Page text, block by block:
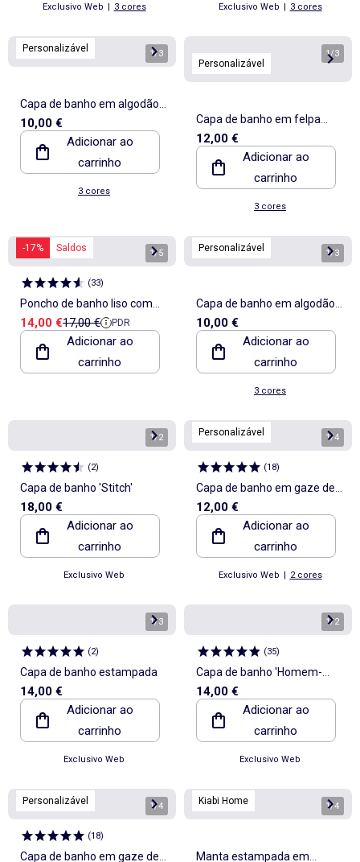
Exclusivo Web | 3 cores Exclusivo Web | 3 cores
Personalizável 1/3
Capa de banho em algodão
62 x 104 cm
10,00 €
Adicionar ao
carrinho
3 cores
Personalizável
1/3
Capa de banho em felpa
com orelhas de animais
12,00 €
Adicionar ao
carrinho
3 cores
-17% Saldos 1/5
(33)
Poncho de banho liso com
capuz
Preço de venda
14,00 €Preço de referência
17,00 € PDR
Adicionar ao
carrinho
Personalizável 1/3
Capa de banho em algodão
62 x 104 cm
10,00 €
Adicionar ao
carrinho
3 cores
1/2
(2)
Capa de banho 'Stitch'
18,00 €
Adicionar ao
carrinho
Exclusivo Web
Personalizável 1/4
(18)
Capa de banho em gaze de
algodão
12,00 €
Adicionar ao
carrinho
Exclusivo Web | 2 cores
1/3
(2)
Capa de banho estampada
14,00 €
Adicionar ao
carrinho
Exclusivo Web
1/2
(35)
Capa de banho 'Homem-
Aranha'
14,00 €
Adicionar ao
carrinho
Exclusivo Web
Personalizável 1/4
(18)
Capa de banho em gaze de
Kiabi Home 1/4
Manta estampada em